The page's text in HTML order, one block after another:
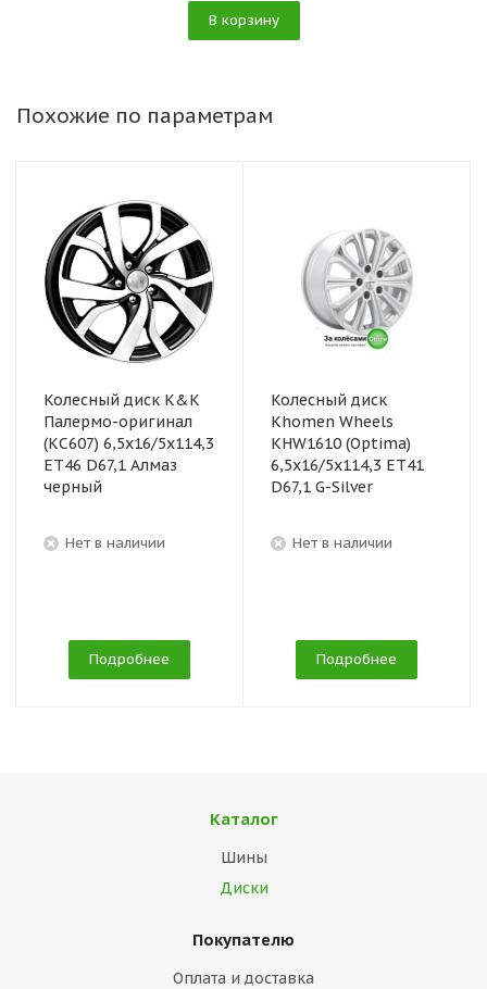
В корзину
Похожие по параметрам
Колесный диск K&K
Палермо-оригинал
(КС607) 6,5x16/5x114,3
ET46 D67,1 Алмаз
черный
Нет в наличии
Подробнее
Колесный диск
Khomen Wheels
KHW1610 (Optima)
6,5x16/5x114,3 ET41
D67,1 G-Silver
Нет в наличии
Подробнее
Каталог
Шины
Диски
Покупателю
Оплата и доставка